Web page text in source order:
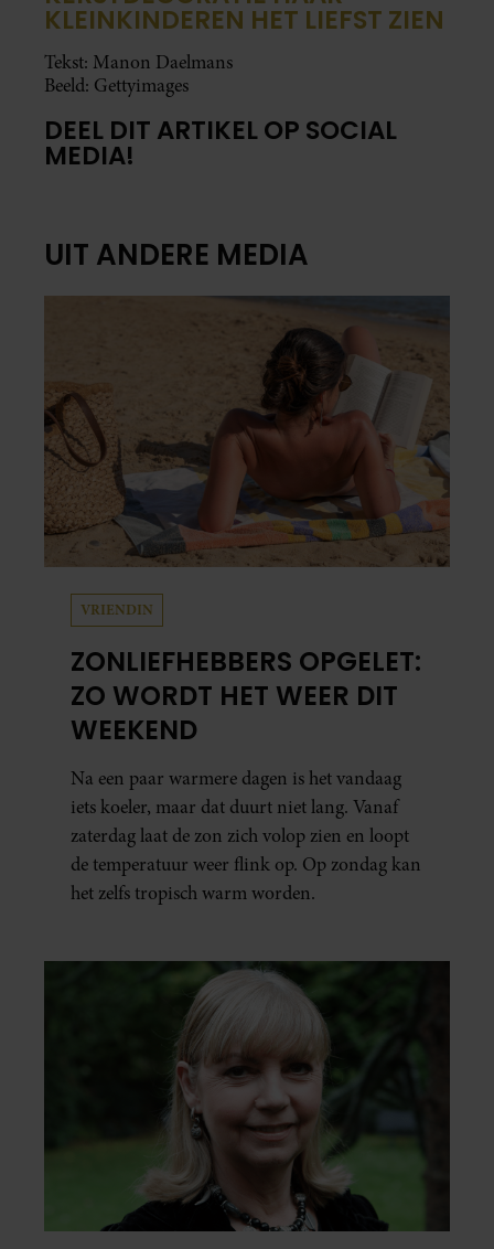
KLEINKINDEREN HET LIEFST ZIEN
Tekst: Manon Daelmans
Beeld: Gettyimages
DEEL DIT ARTIKEL OP SOCIAL
MEDIA!
UIT ANDERE MEDIA
VRIENDIN
ZONLIEFHEBBERS OPGELET:
ZO WORDT HET WEER DIT
WEEKEND
Na een paar warmere dagen is het vandaag
iets koeler, maar dat duurt niet lang. Vanaf
zaterdag laat de zon zich volop zien en loopt
de temperatuur weer flink op. Op zondag kan
het zelfs tropisch warm worden.